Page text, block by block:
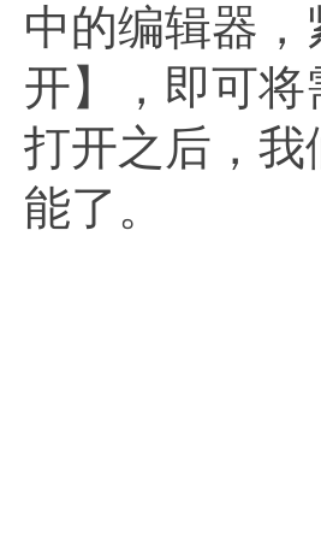
中的编辑器
开】，即可将
打开之后，我
能了。